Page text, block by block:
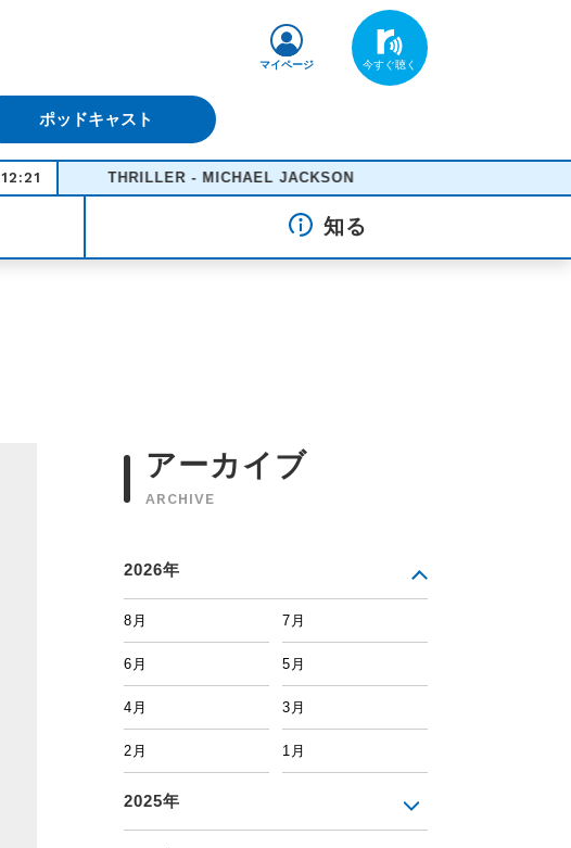
ポッドキャスト
マイページ
12:21THRILLER - MICHAEL JACKSON
知る
アーカイブ
ARCHIVE
2026年
8月 7月
6月 5月
4月 3月
2月 1月
2025年